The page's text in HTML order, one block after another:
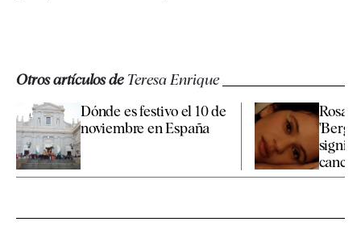
Otros artículos deTeresa Enrique
Dónde es festivo el 10 de
noviembre en España